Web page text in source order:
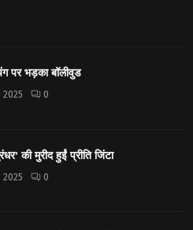
पर भड़का बॉलीवुड
2025 0
की मुरीद हुईं प्रीति जिंटा
2025 0